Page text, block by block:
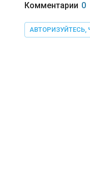
Комментарии 0